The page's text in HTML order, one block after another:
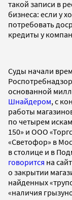
такой записи в
бизнеса: если у
потребовать
кредиты у
Суды начали
основанной
Шнайдером, с
работы
по четырем
150» и ООО
«Светофор» в
в столице и в
говорится на
о закрытии
найденных
«наличия